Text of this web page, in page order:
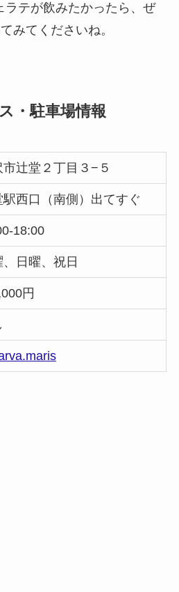
ラテが飲みたかったら、ぜ
みてくださいね。
・駐車場情報
市辻堂２丁目３−５
駅西口（南側）出てすぐ
18:00
、日曜、祝日
円